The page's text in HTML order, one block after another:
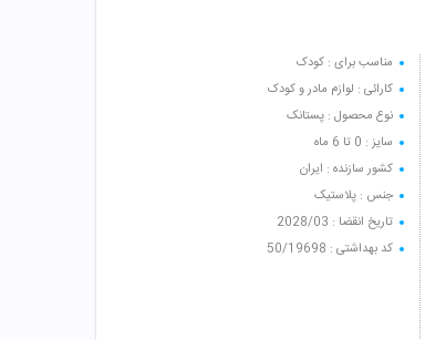
مناسب برای : کودک
کارائی : لوازم مادر و کودک
نوع محصول : پستانک
سایز : 0 تا 6 ماه
کشور سازنده : ایران
جنس : پلاستیک
تاریخ انقضا : 2028/03
کد بهداشتی : 50/19698